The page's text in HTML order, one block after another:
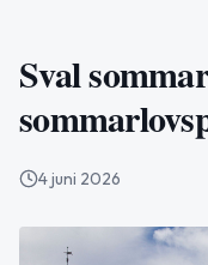
Sval
4 juni 2026